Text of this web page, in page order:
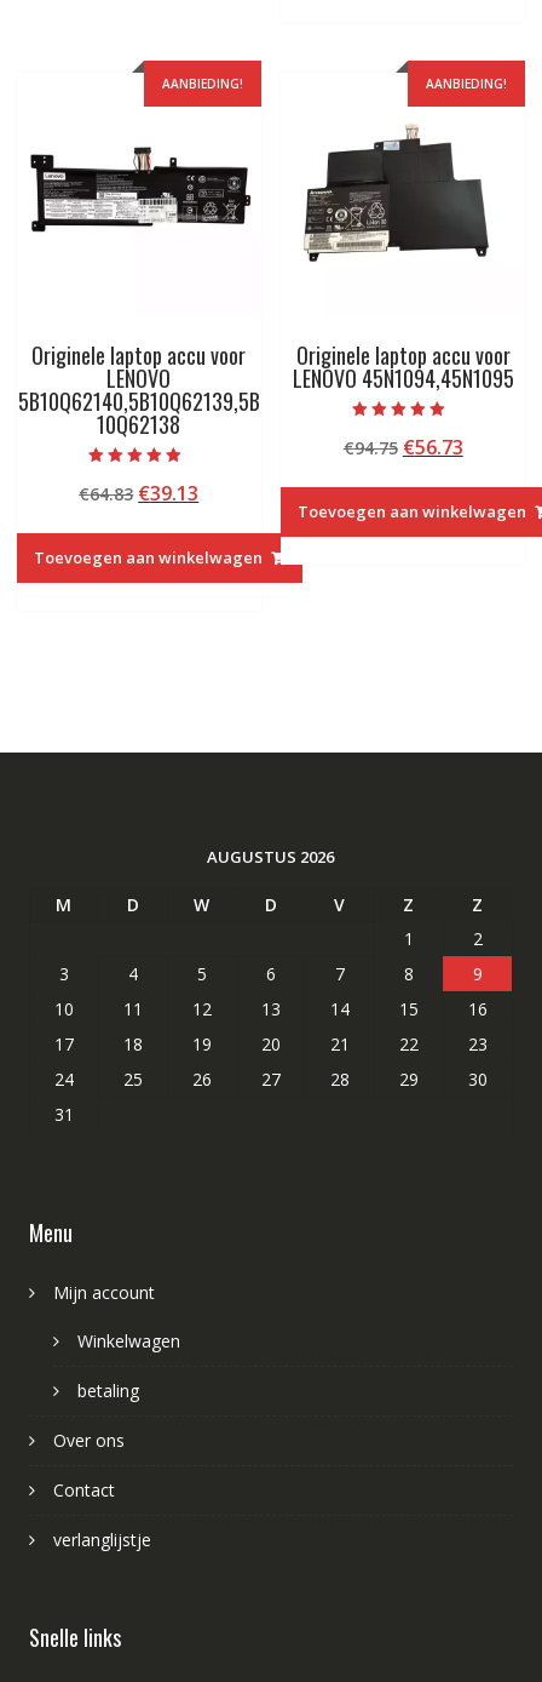
AANBIEDING!
Originele laptop accu voor
LENOVO
5B10Q62140,5B10Q62139,5B
10Q62138
5.00
van 5
€64.83 Oorspronkelijke
was:
€64.83.
€39.13
is:
€39.13.
Toevoegen aan winkelwagen
AANBIEDING!
Originele laptop accu voor
LENOVO 45N1094,45N1095
5.00
van 5
€94.75
was:
€94.75.
€56.73Huidige
is:
€56.73.
Toevoegen aan winkelwagen
AUGUSTUS 2026
M D W D V Z
Z
1
2
3
4 5 6 7 8
9
10
11 12 13 14 15
16
17
18 19 20 21 22
23
24
25 26 27 28 29
30
31
Menu
Mijn account
Winkelwagen
betaling
Over ons
Contact
verlanglijstje
Snelle links